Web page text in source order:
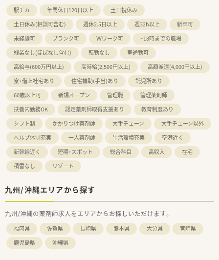
駅チカ 年間休日120日以上
土日祝休み
土日休み(相談可含む)
週休2.5日以上 週32h以上
新卒可
未経験可
ブランク可 Ｗワーク可
~18時までの職場
残業なし(ほぼなし含む)
転勤なし
車通勤可
高給与(600万円以上)
高時給(2,500円以上)
高額派遣(4,000円以上)
寮・借上社宅あり
住宅補助(手当)あり
託児所あり
60歳以上可
新規オープン 管理職
管理薬剤師
扶養内勤務OK
認定薬剤師取得支援あり
教育制度あり
シフト制
かかりつけ薬剤師 大手チェーン
大手チェーン以外
ヘルプ体制充実
一人薬剤師 生活環境充実
空港近く
新幹線近く
短期・スポット 総合科目 高収入
在宅
積雪なし
リゾート
九州/沖縄エリアから探す
九州/沖縄の薬剤師求人をエリアからお探しいただけます。
福岡県 佐賀県 長崎県 熊本県 大分県
宮崎県
鹿児島県
沖縄県